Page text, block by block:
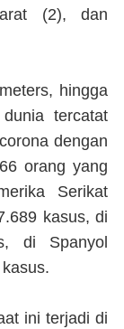
(2), dan
hingga
tercatat
dengan
orang yang
Serikat
kasus, di
di Spanyol
ini terjadi di